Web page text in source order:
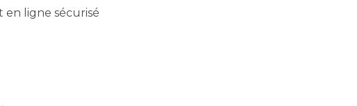
en ligne sécurisé